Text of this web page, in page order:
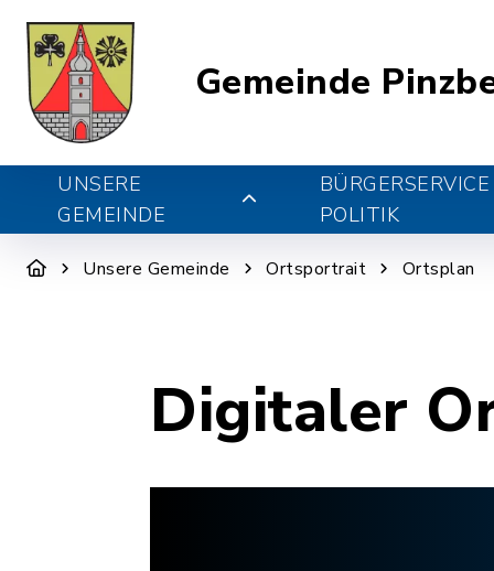
Gemeinde
UNSERE
GEMEINDE
POLITIK
Unsere Gemeinde Ortsportrait Ortsplan
Digitaler